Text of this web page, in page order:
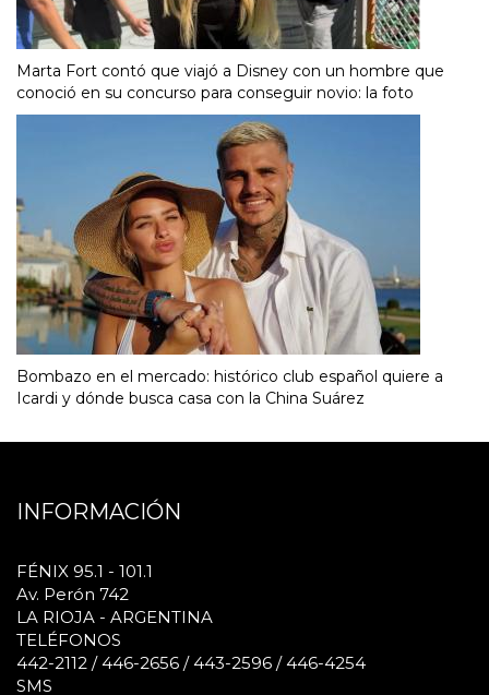
Marta Fort contó que viajó a Disney con un hombre que
conoció en su concurso para conseguir novio: la foto
Bombazo en el mercado: histórico club español quiere a
Icardi y dónde busca casa con la China Suárez
INFORMACIÓN
FÉNIX 95.1 - 101.1
Av. Perón 742
LA RIOJA - ARGENTINA
TELÉFONOS
442-2112 / 446-2656 / 443-2596 / 446-4254
SMS